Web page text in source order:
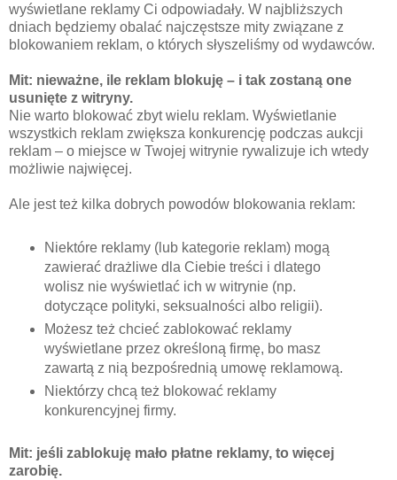
wyświetlane reklamy Ci odpowiadały. W najbliższych
dniach będziemy obalać najczęstsze mity związane z
blokowaniem reklam, o których słyszeliśmy od wydawców.
Mit: nieważne, ile reklam blokuję – i tak zostaną one
usunięte z witryny.
Nie warto blokować zbyt wielu reklam. Wyświetlanie
wszystkich reklam zwiększa konkurencję podczas aukcji
reklam – o miejsce w Twojej witrynie rywalizuje ich wtedy
możliwie najwięcej.
Ale jest też kilka dobrych powodów blokowania reklam:
Niektóre reklamy (lub kategorie reklam) mogą
zawierać drażliwe dla Ciebie treści i dlatego
wolisz nie wyświetlać ich w witrynie (np.
dotyczące polityki, seksualności albo religii).
Możesz też chcieć zablokować reklamy
wyświetlane przez określoną firmę, bo masz
zawartą z nią bezpośrednią umowę reklamową.
Niektórzy chcą też blokować reklamy
konkurencyjnej firmy.
Mit: jeśli zablokuję mało płatne reklamy, to więcej
zarobię.